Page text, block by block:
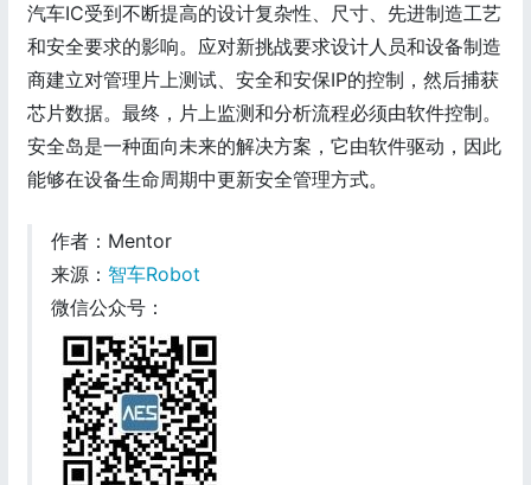
汽车IC受到不断提高的设计复杂性、尺寸、先进制造工艺
和安全要求的影响。应对新挑战要求设计人员和设备制造
商建立对管理片上测试、安全和安保IP的控制，然后捕获
芯片数据。最终，片上监测和分析流程必须由软件控制。
安全岛是一种面向未来的解决方案，它由软件驱动，因此
能够在设备生命周期中更新安全管理方式。
作者：Mentor
来源： 智车Robot
微信公众号：